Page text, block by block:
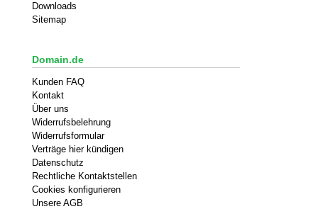
Downloads
Sitemap
Domain.de
Kunden FAQ
Kontakt
Über uns
Widerrufsbelehrung
Widerrufsformular
Verträge hier kündigen
Datenschutz
Rechtliche Kontaktstellen
Cookies konfigurieren
Unsere AGB